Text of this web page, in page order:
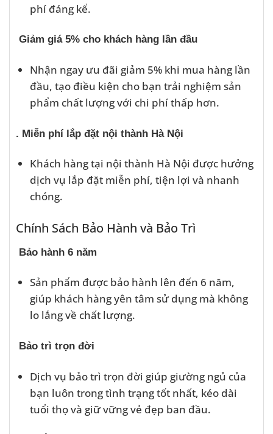
phí đáng kể.
Giảm giá 5% cho khách hàng lần đầu
Nhận ngay ưu đãi giảm 5% khi mua hàng lần
đầu, tạo điều kiện cho bạn trải nghiệm sản
phẩm chất lượng với chi phí thấp hơn.
. Miễn phí lắp đặt nội thành Hà Nội
Khách hàng tại nội thành Hà Nội được hưởng
dịch vụ lắp đặt miễn phí, tiện lợi và nhanh
chóng.
Chính Sách Bảo Hành và Bảo Trì
Bảo hành 6 năm
Sản phẩm được bảo hành lên đến 6 năm,
giúp khách hàng yên tâm sử dụng mà không
lo lắng về chất lượng.
Bảo trì trọn đời
Dịch vụ bảo trì trọn đời giúp giường ngủ của
bạn luôn trong tình trạng tốt nhất, kéo dài
tuổi thọ và giữ vững vẻ đẹp ban đầu.